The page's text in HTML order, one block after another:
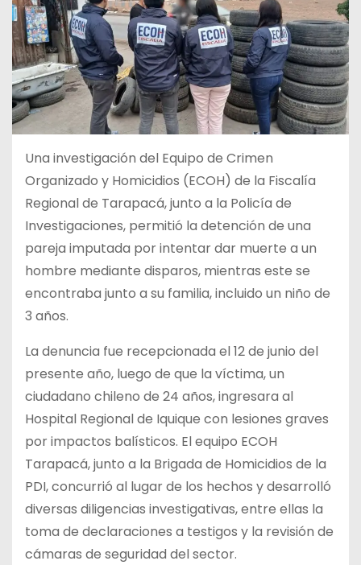
Una investigación del Equipo de Crimen
Organizado y Homicidios (ECOH) de la Fiscalía
Regional de Tarapacá, junto a la Policía de
Investigaciones, permitió la detención de una
pareja imputada por intentar dar muerte a un
hombre mediante disparos, mientras este se
encontraba junto a su familia, incluido un niño de
3 años.
La denuncia fue recepcionada el 12 de junio del
presente año, luego de que la víctima, un
ciudadano chileno de 24 años, ingresara al
Hospital Regional de Iquique con lesiones graves
por impactos balísticos. El equipo ECOH
Tarapacá, junto a la Brigada de Homicidios de la
PDI, concurrió al lugar de los hechos y desarrolló
diversas diligencias investigativas, entre ellas la
toma de declaraciones a testigos y la revisión de
cámaras de seguridad del sector.